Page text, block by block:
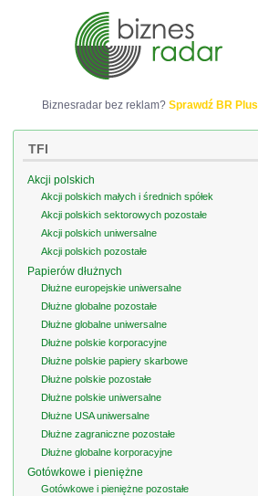
Biznesradar bez reklam? Sprawdź BR Plus
TFI
Akcji polskich
Akcji polskich małych i średnich spółek
Akcji polskich sektorowych pozostałe
Akcji polskich uniwersalne
Akcji polskich pozostałe
Papierów dłużnych
Dłużne europejskie uniwersalne
Dłużne globalne pozostałe
Dłużne globalne uniwersalne
Dłużne polskie korporacyjne
Dłużne polskie papiery skarbowe
Dłużne polskie pozostałe
Dłużne polskie uniwersalne
Dłużne USA uniwersalne
Dłużne zagraniczne pozostałe
Dłużne globalne korporacyjne
Gotówkowe i pieniężne
Gotówkowe i pieniężne pozostałe